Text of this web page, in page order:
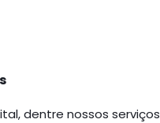
dentre nossos serviços